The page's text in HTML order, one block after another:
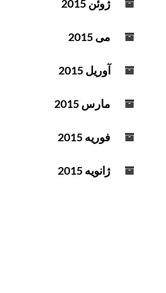
ژوئن 2015
می 2015
آوریل 2015
مارس 2015
فوریه 2015
ژانویه 2015